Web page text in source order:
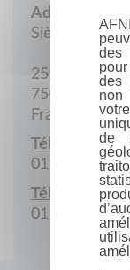
Adresse :
Siège social
25, rue
75001 Paris
France
Téléphone :
Télécopie :
des
des
de